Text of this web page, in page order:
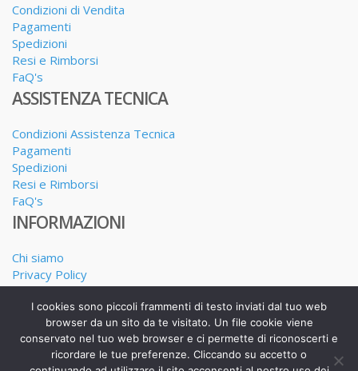
Condizioni di Vendita
Pagamenti
Spedizioni
Resi e Rimborsi
FaQ's
ASSISTENZA TECNICA
Condizioni Assistenza Tecnica
Pagamenti
Spedizioni
Resi e Rimborsi
FaQ's
INFORMAZIONI
Chi siamo
Privacy Policy
Dove siamo
I nostri Servizi
I cookies sono piccoli frammenti di testo inviati dal tuo web
browser da un sito da te visitato. Un file cookie viene
conservato nel tuo web browser e ci permette di riconoscerti e
ricordare le tue preferenze. Cliccando su accetto o